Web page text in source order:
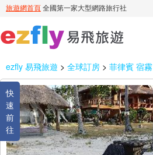
ezfly 易飛旅遊 > 全球訂房 > 菲律賓 宿霧
快
速
前
往